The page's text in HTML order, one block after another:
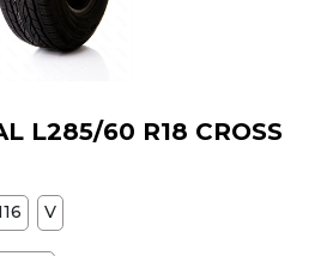
L285/60 R18 CROSS
116 V